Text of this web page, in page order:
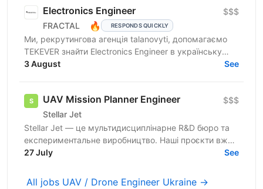
Electronics Engineer
FRACTAL 🔥 RESPONDS QUICKLY
$$$
Ми, рекрутингова агенція talanovyti, допомагаємо
TEKEVER знайти Electronics Engineer в українську
інженерну команду. TEKEVER — європейська
3 August See
UAV Mission Planner Engineer
Stellar Jet
$$$
Stellar Jet — це мультидисциплінарне R&D бюро та
експериментальне виробництво. Наші проєкти вже
довели свою ефективність, і ми продовжуємо
27 July See
All jobs UAV / Drone Engineer Ukraine →